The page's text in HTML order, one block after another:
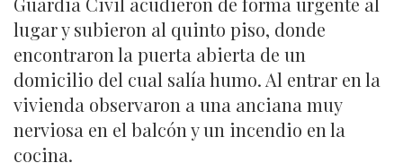
lugar y subieron al quinto piso, donde
encontraron la puerta abierta de un
domicilio del cual salía humo. Al entrar en la
vivienda observaron a una anciana muy
nerviosa en el balcón y un incendio en la
cocina.